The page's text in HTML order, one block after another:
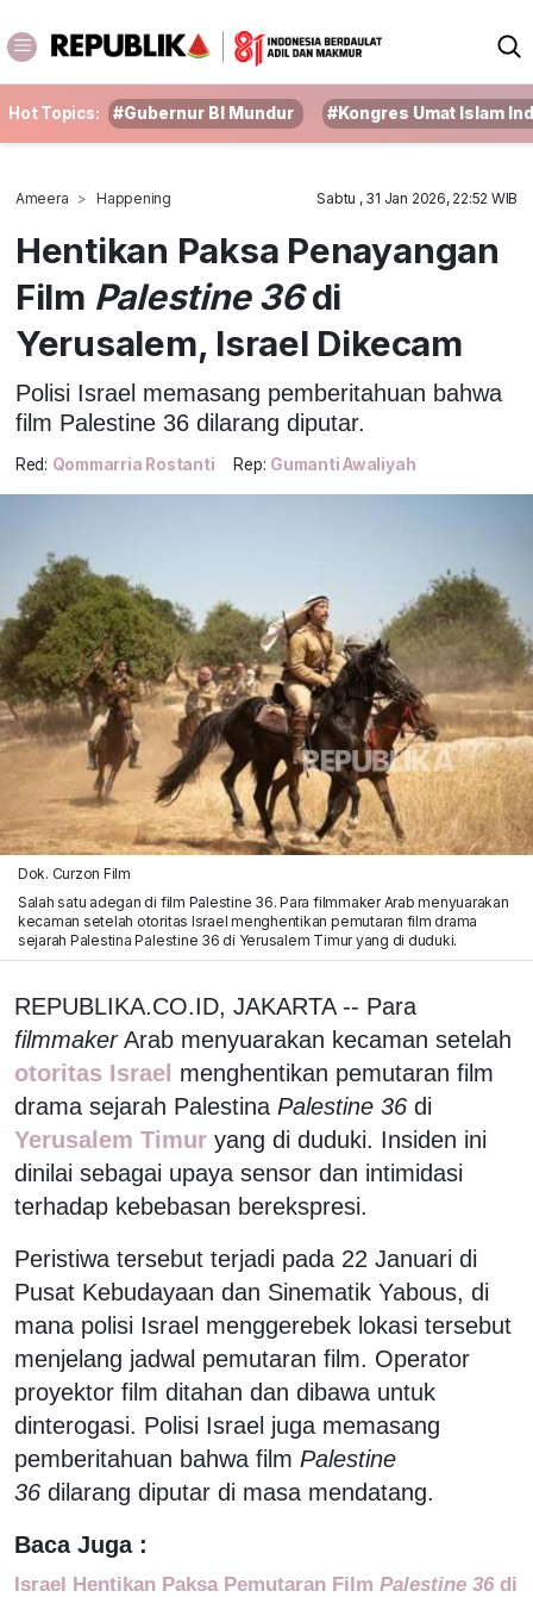
Hot Topics: #Gubernur BI Mundur #Kongres Umat Islam
Ameera Happening Sabtu , 31 Jan 2026, 22:52 WIB
Hentikan Paksa Penayangan
Film Palestine 36di
Yerusalem, Israel Dikecam
Polisi Israel memasang pemberitahuan bahwa
film Palestine 36 dilarang diputar.
Red: Qommarria Rostanti Rep: Gumanti Awaliyah
Dok. Curzon Film
Salah satu adegan di film Palestine 36. Para filmmaker Arab menyuarakan
kecaman setelah otoritas Israel menghentikan pemutaran film drama
sejarah Palestina Palestine 36 di Yerusalem Timur yang di duduki.
REPUBLIKA.CO.ID, JAKARTA -- Para
filmmakerArab menyuarakan kecaman setelah
otoritas Israel menghentikan pemutaran film
drama sejarah Palestina Palestine 36 di
Yerusalem Timur yang di duduki. Insiden ini
dinilai sebagai upaya sensor dan intimidasi
terhadap kebebasan berekspresi.
Peristiwa tersebut terjadi pada 22 Januari di
Pusat Kebudayaan dan Sinematik Yabous, di
mana polisi Israel menggerebek lokasi tersebut
menjelang jadwal pemutaran film. Operator
proyektor film ditahan dan dibawa untuk
dinterogasi. Polisi Israel juga memasang
pemberitahuan bahwa film Palestine
36 dilarang diputar di masa mendatang.
Baca Juga :
Israel Hentikan Paksa Pemutaran Film Palestine 36 di